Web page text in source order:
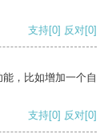
支持[0] 反对[0]
，比如增加一个自
支持[0] 反对[0]